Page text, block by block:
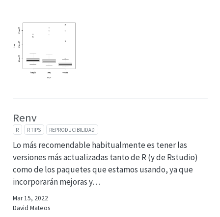
Renv
R R TIPS REPRODUCIBILIDAD
Lo más recomendable habitualmente es tener las
versiones más actualizadas tanto de R (y de Rstudio)
como de los paquetes que estamos usando, ya que
incorporarán mejoras y…
Mar 15, 2022
David Mateos